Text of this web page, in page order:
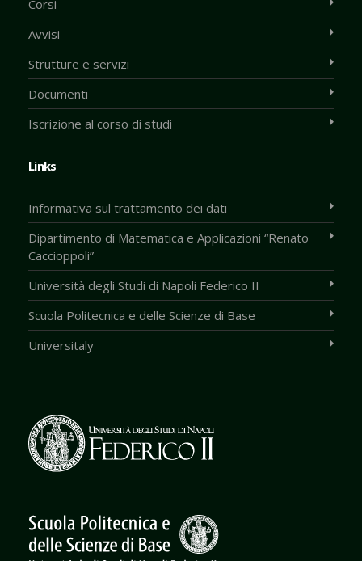
Corsi
Avvisi
Strutture e servizi
Documenti
Iscrizione al corso di studi
Links
Informativa sul trattamento dei dati
Dipartimento di Matematica e Applicazioni “Renato
Caccioppoli”
Università degli Studi di Napoli Federico II
Scuola Politecnica e delle Scienze di Base
Universitaly